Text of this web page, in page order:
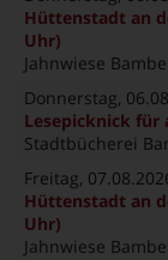
Hüttenstadt an
Uhr)
Jahnwiese
Donnerstag,
Lesepicknick für
Stadtbücherei
Freitag,
Hüttenstadt an
Uhr)
Jahnwiese